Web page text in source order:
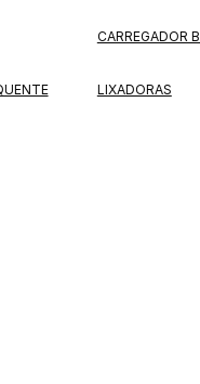
CARREGADOR
LIXADORAS